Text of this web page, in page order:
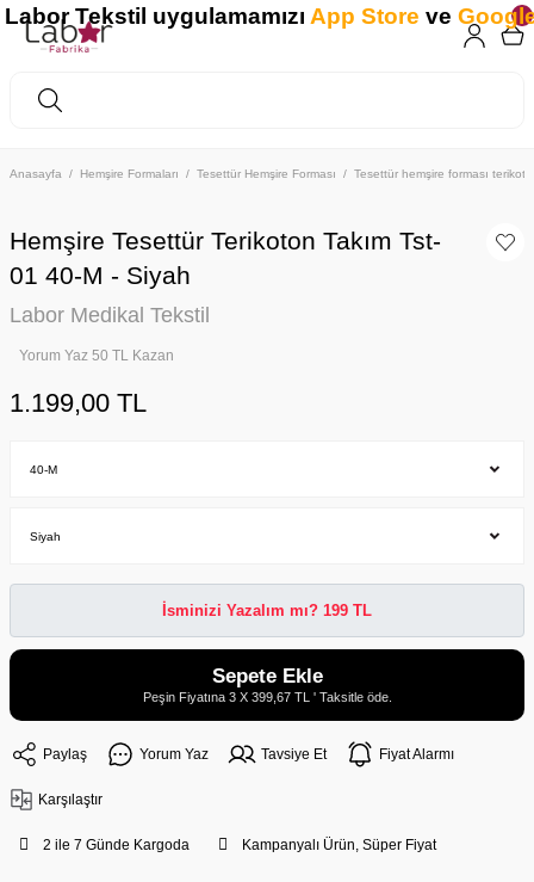
Anasayfa Hemşire Formaları Tesettür Hemşire Forması Tesettür hemşire forması
Hemşire Tesettür Terikoton Takım Tst-
01 40-M - Siyah
Labor Medikal Tekstil
Yorum Yaz 50 TL Kazan
1.199,00 TL
İsminizi Yazalım mı? 199 TL
Sepete Ekle
Peşin Fiyatına 3 X 399,67 TL ' Taksitle öde.
Paylaş Yorum Yaz Tavsiye Et Fiyat Alarmı
Karşılaştır
2 ile 7 Günde Kargoda Kampanyalı Ürün, Süper Fiyat
Tekstil uygulamamızıApp StoreveGoogle